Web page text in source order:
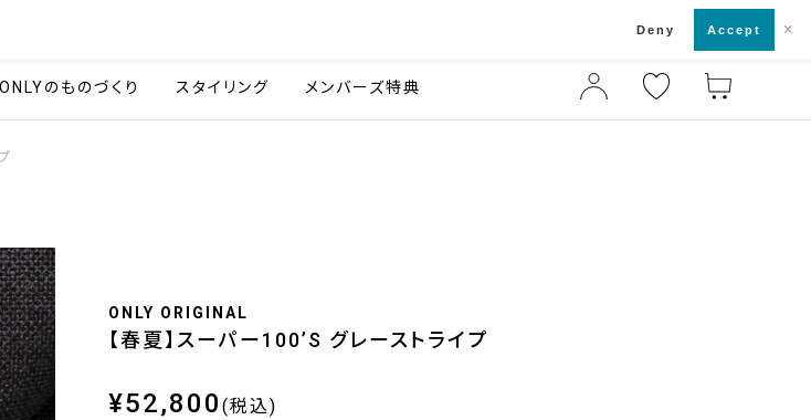
ONLYのものづくり スタイリング メンバーズ特典
ONLY ORIGINAL
【春夏】スーパー100’S グレーストライプ
¥52,800 (税込)
Deny Accept ×